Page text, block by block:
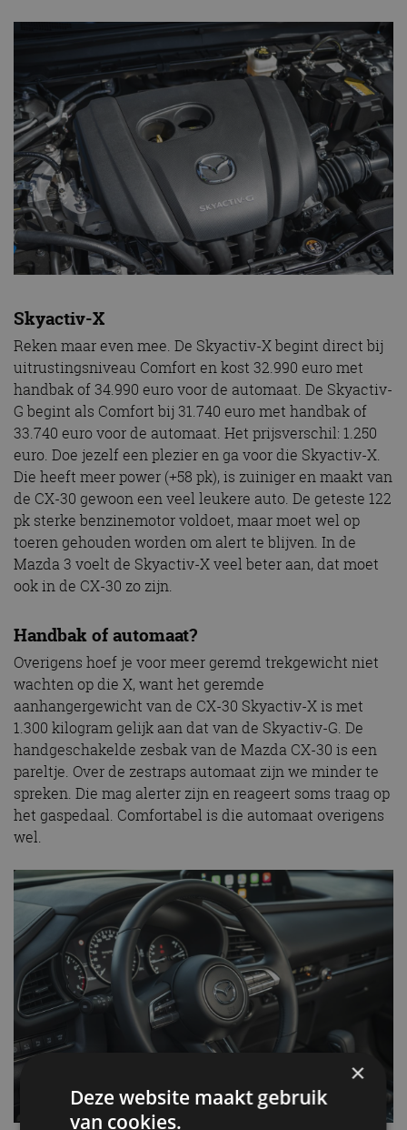
Skyactiv-X
Reken maar even mee. De Skyactiv-X begint direct bij
uitrustingsniveau Comfort en kost 32.990 euro met
handbak of 34.990 euro voor de automaat. De Skyactiv-
G begint als Comfort bij 31.740 euro met handbak of
33.740 euro voor de automaat. Het prijsverschil: 1.250
euro. Doe jezelf een plezier en ga voor die Skyactiv-X.
Die heeft meer power (+58 pk), is zuiniger en maakt van
de CX-30 gewoon een veel leukere auto. De geteste 122
pk sterke benzinemotor voldoet, maar moet wel op
toeren gehouden worden om alert te blijven. In de
Mazda 3 voelt de Skyactiv-X veel beter aan, dat moet
ook in de CX-30 zo zijn.
Handbak of automaat?
Overigens hoef je voor meer geremd trekgewicht niet
wachten op die X, want het geremde
aanhangergewicht van de CX-30 Skyactiv-X is met
1.300 kilogram gelijk aan dat van de Skyactiv-G. De
handgeschakelde zesbak van de Mazda CX-30 is een
pareltje. Over de zestraps automaat zijn we minder te
spreken. Die mag alerter zijn en reageert soms traag op
het gaspedaal. Comfortabel is die automaat overigens
wel.
×
Deze website maakt gebruik
van cookies.